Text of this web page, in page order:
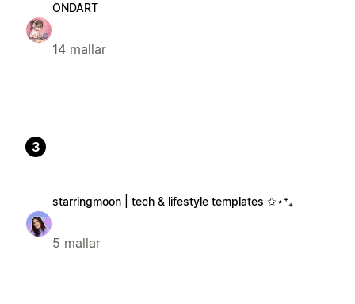
ONDART
14 mallar
3
starringmoon | tech & lifestyle templates ✩⋆⁺₊
5 mallar